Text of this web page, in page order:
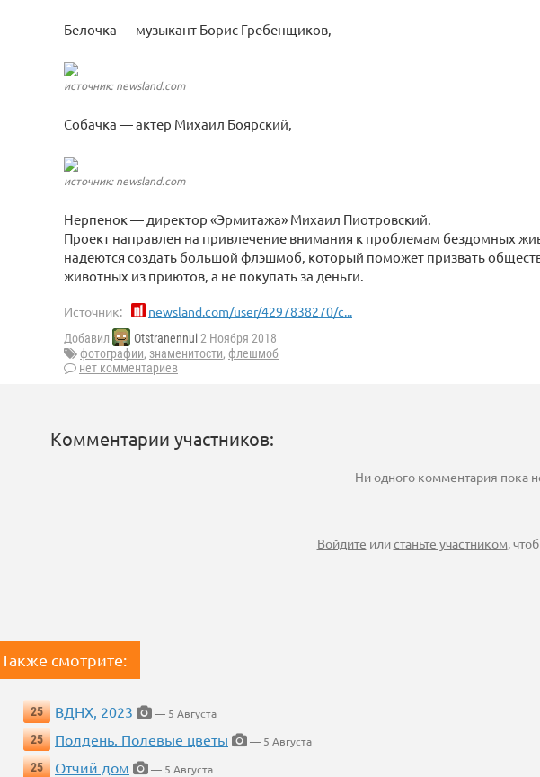
Белочка — музыкант Борис Гребенщиков,
источник: newsland.com
Собачка — актер Михаил Боярский,
источник: newsland.com
Нерпенок — директор «Эрмитажа» Михаил Пиотровский.
Проект направлен на привлечение внимания к проблемам бездомных
надеются создать большой флэшмоб, который поможет призвать
животных из приютов, а не покупать за деньги.
Источник: newsland.com/user/4297838270/c...
Добавил Otstranennui2 Ноября 2018
фотографии, знаменитости, флешмоб
нет комментариев
Комментарии участников:
Ни одного комментария пока
Войдите илистаньте участником,
Также смотрите:
25 ВДНХ, 2023
— 5 Августа
25
Полдень. Полевые цветы
— 5 Августа
25
Отчий дом
— 5 Августа